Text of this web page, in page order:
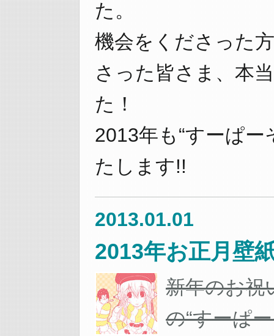
た。
機会をくださった
さった皆さま、本
た！
2013年も“すーぱ
たします!!
2013.01.01
2013年お正月壁
新年のお祝
の“すーぱ